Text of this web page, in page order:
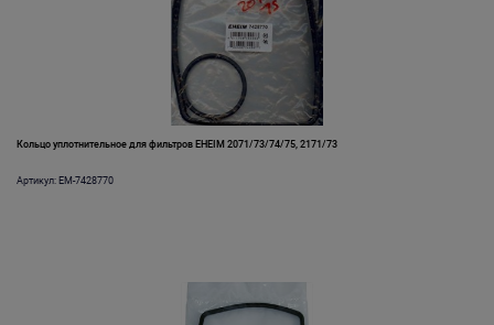
Кольцо уплотнительное для фильтров EHEIM 2071/73/74/75, 2171/73
Артикул: EM-7428770